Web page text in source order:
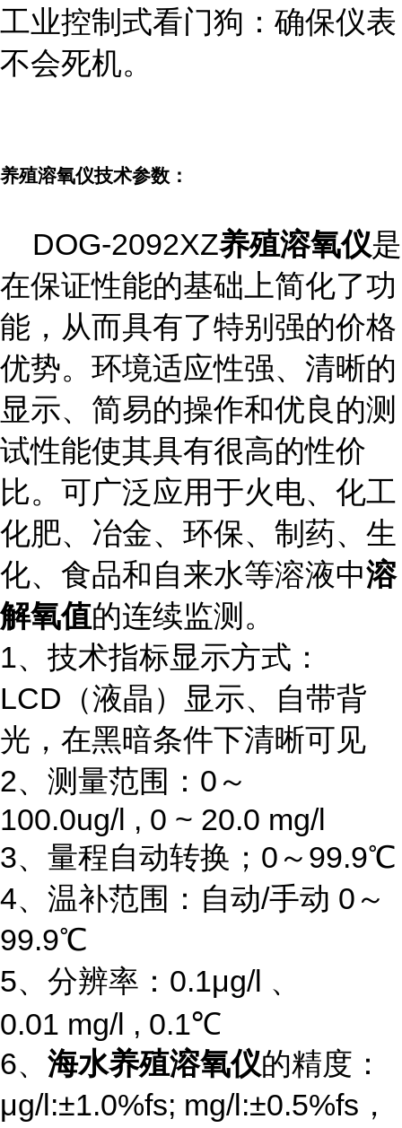
工业控制式看门狗：确保仪表
不会死机。
养殖溶氧仪技术参数：
DOG-2092XZ养殖溶氧仪是
在保证性能的基础上简化了功
能，从而具有了特别强的价格
优势。环境适应性强、清晰的
显示、简易的操作和优良的测
试性能使其具有很高的性价
比。可广泛应用于火电、化工
化肥、冶金、环保、制药、生
化、食品和自来水等溶液中溶
解氧值的连续监测。
1、技术指标显示方式：
LCD（液晶）显示、自带背
光，在黑暗条件下清晰可见
2、测量范围：0～
100.0ug/l , 0 ~ 20.0 mg/l
3、量程自动转换；0～99.9℃
4、温补范围：自动/手动 0～
99.9℃
5、分辨率：0.1μg/l 、
0.01 mg/l , 0.1℃
6、 海水养殖溶氧仪的精度：
μg/l:±1.0%fs; mg/l:±0.5%fs，